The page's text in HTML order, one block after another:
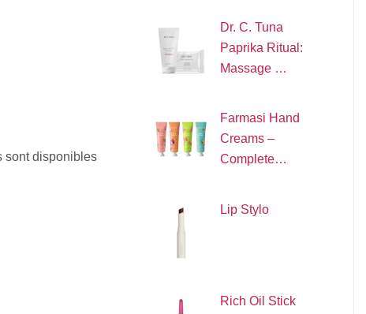
sont disponibles
Dr. C. Tuna
Paprika Ritual:
Massage …
Farmasi Hand
Creams –
Complete…
Lip Stylo
Rich Oil Stick